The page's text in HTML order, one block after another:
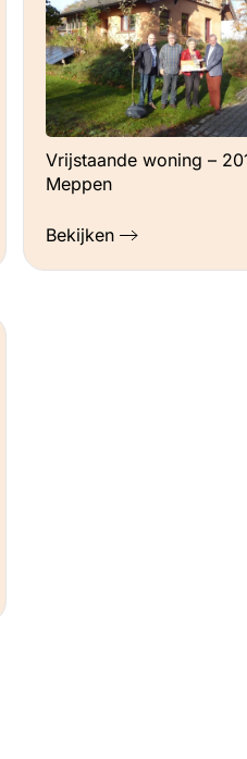
Vrijstaande woning –
Meppen
Bekijken